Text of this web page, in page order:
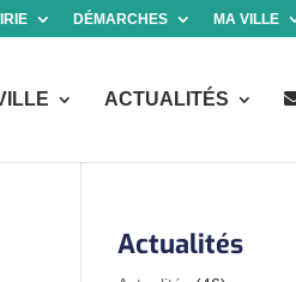
DÉMARCHES MA VILLE
ACTUALITÉS
Actualités